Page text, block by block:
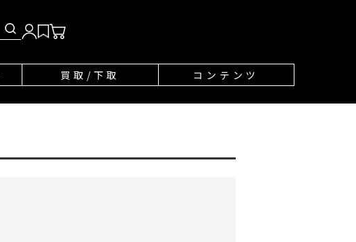
買取/下取 コンテンツ